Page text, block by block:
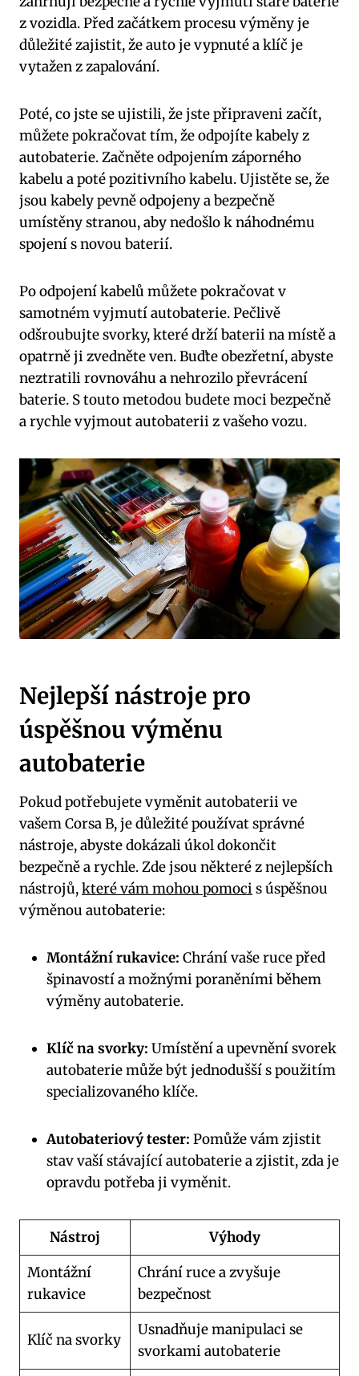
z vozidla. Před začátkem procesu výměny je
důležité zajistit, že auto je vypnuté a klíč je
vytažen z zapalování.
Poté, co jste se ujistili, že jste připraveni začít,
můžete pokračovat tím, že odpojíte kabely z
autobaterie. Začněte odpojením záporného
kabelu a poté pozitivního kabelu. Ujistěte se, že
jsou kabely pevně odpojeny a bezpečně
umístěny stranou, aby nedošlo k náhodnému
spojení s novou baterií.
Po odpojení kabelů můžete pokračovat v
samotném vyjmutí autobaterie. Pečlivě
odšroubujte svorky, které drží baterii na místě a
opatrně ji zvedněte ven. Buďte obezřetní, abyste
neztratili rovnováhu a nehrozilo převrácení
baterie. S touto metodou budete moci bezpečně
a rychle vyjmout autobaterii z vašeho vozu.
Nejlepší nástroje pro
úspěšnou výměnu
autobaterie
Pokud potřebujete vyměnit autobaterii ve
vašem Corsa B, je důležité používat správné
nástroje, abyste dokázali úkol dokončit
bezpečně a rychle. Zde jsou některé z nejlepších
nástrojů,které vám mohou pomoci s úspěšnou
výměnou autobaterie:
Montážní rukavice: Chrání vaše ruce před
špinavostí a možnými poraněními během
výměny autobaterie.
Klíč na svorky: Umístění a upevnění svorek
autobaterie může být jednodušší s použitím
specializovaného klíče.
Autobateriový tester: Pomůže vám zjistit
stav vaší stávající autobaterie a zjistit, zda je
opravdu potřeba ji vyměnit.
Nástroj
Výhody
Montážní
rukavice
Chrání ruce a zvyšuje
bezpečnost
Klíč na svorky
Usnadňuje manipulaci se
svorkami autobaterie